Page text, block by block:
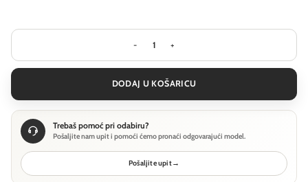
Pejzažna rasvjeta Ideal Lux
DODAJ U KOŠARICU
Trebaš pomoć pri odabiru?
Pošaljite nam upit i pomoći ćemo pronaći odgovarajući model.
Pošaljite upit→